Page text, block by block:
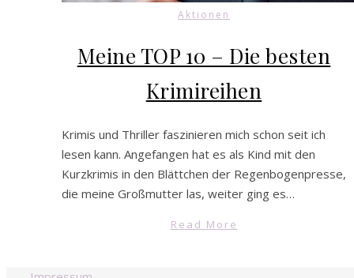
Aktionen
Meine TOP 10 – Die besten
Krimireihen
Krimis und Thriller faszinieren mich schon seit ich
lesen kann. Angefangen hat es als Kind mit den
Kurzkrimis in den Blättchen der Regenbogenpresse,
die meine Großmutter las, weiter ging es…
Read More